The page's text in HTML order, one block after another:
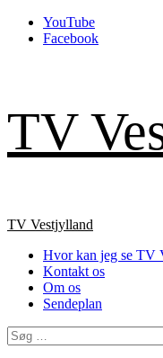
Skip
YouTube
Facebook
TV
Primary
TV Vestjylland
Hvor kan jeg se TV
Kontakt os
Om os
Sendeplan
Søg
efter: